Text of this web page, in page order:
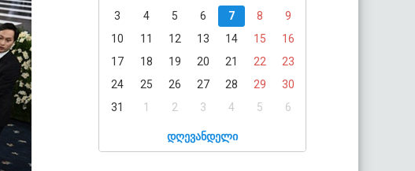
3
4 5 6 7 8
9
10
11 12 13 14 15
16
17
18 19 20 21 22
23
24
25 26 27 28 29
30
31
1 2 3 4 5 6
დღევანდელი